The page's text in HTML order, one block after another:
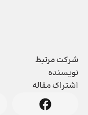
شرکت مرتبط
نویسنده
اشتراک مقاله